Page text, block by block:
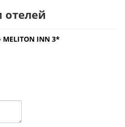
отелей
MELITON INN 3*